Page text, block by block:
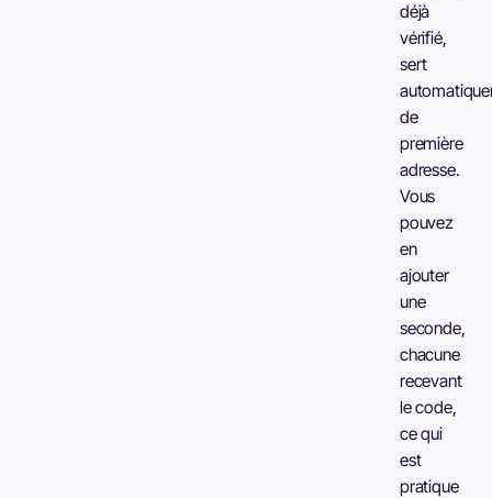
déjà
vérifié,
sert
de
première
adresse.
Vous
pouvez
en
ajouter
une
seconde,
chacune
recevant
le code,
ce qui
est
pratique